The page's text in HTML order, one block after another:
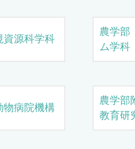
源科学科
農学
ム学科
物病院機構
農学部
教育研